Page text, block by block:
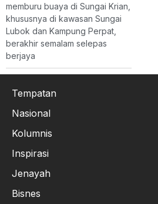
memburu buaya di Sungai Krian,
khususnya di kawasan Sungai
Lubok dan Kampung Perpat,
berakhir semalam selepas
berjaya
Tempatan
Nasional
Kolumnis
Inspirasi
Jenayah
Bisnes